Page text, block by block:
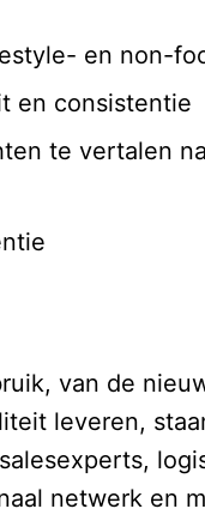
en non-
en consistentie
te vertalen
van de
leveren,
netwerk en